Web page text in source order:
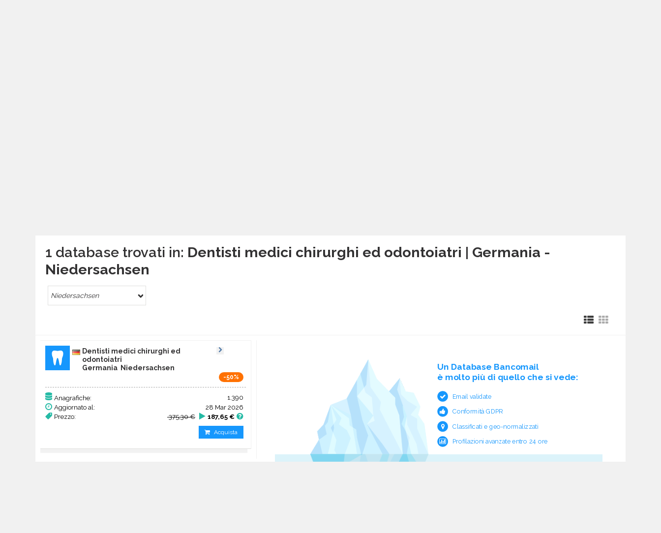
1 database trovati in: Dentisti medici chirurghi ed odontoiatri | Germania -
Niedersachsen
Niedersachsen
Dentisti medici chirurghi ed
odontoiatri
Germania Niedersachsen
-50%
Anagrafiche:
1.390
Aggiornato al:
28 Mar 2026
Prezzo:
375,30 € 187,65 €
Acquista
Un Database Bancomail
è molto più di quello che si vede:
Email validate
Conformità GDPR
Classificati e geo-normalizzati
Profilazioni avanzate entro 24 ore